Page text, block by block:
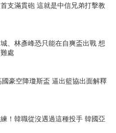
支滿貫砲 這就是中信兄弟打擊教
、林彥峰恐只能在自爽盃出戰 想
處
豪空降瓊斯盃 逼出籃協出面解釋
！韓職從沒遇過這種投手 韓國亞